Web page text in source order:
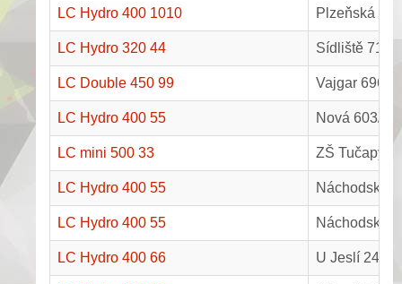
LC Hydro 400 1010 Plzeňská
LC Hydro 320 44 Sídliště 719,
LC Double 450 99 Vajgar 696,
LC Hydro 400 55 Nová 603/3,
LC mini 500 33 ZŠ Tučapy,
LC Hydro 400 55 Náchodská
LC Hydro 400 55 Náchodská
LC Hydro 400 66 U Jeslí 242,